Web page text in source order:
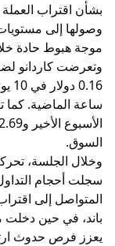
بشأن اقتراب
وصولها إلى
موجة هبوط حادة
وتعرضت كاردانو
السوق.
المتواصل إلى
باند، في حين دخلت
يعزز فرص حدوث